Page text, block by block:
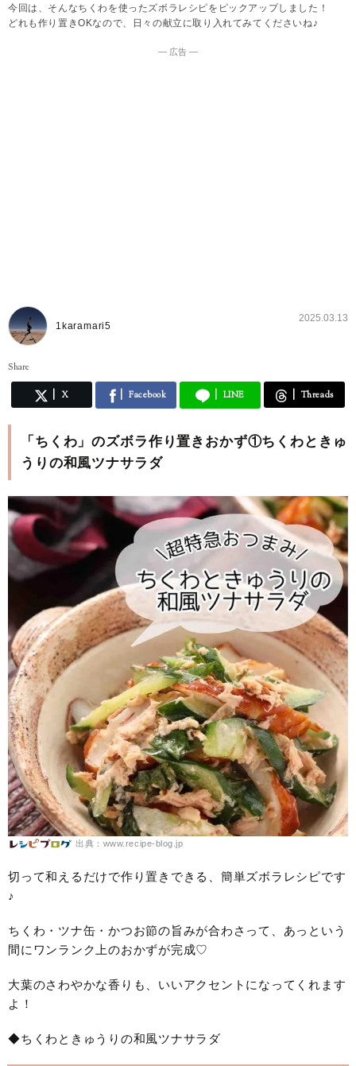
今回は、そんなちくわを使ったズボラレシピをピックアップしました！
どれも作り置きOKなので、日々の献立に取り入れてみてくださいね♪
― 広告 ―
1karamari5
2025.03.13
Share
X Facebook LINE Threads
「ちくわ」のズボラ作り置きおかず①ちくわときゅ
うりの和風ツナサラダ
出典：www.recipe-blog.jp
切って和えるだけで作り置きできる、簡単ズボラレシピです
♪
ちくわ・ツナ缶・かつお節の旨みが合わさって、あっという
間にワンランク上のおかずが完成♡
大葉のさわやかな香りも、いいアクセントになってくれます
よ！
◆ちくわときゅうりの和風ツナサラダ